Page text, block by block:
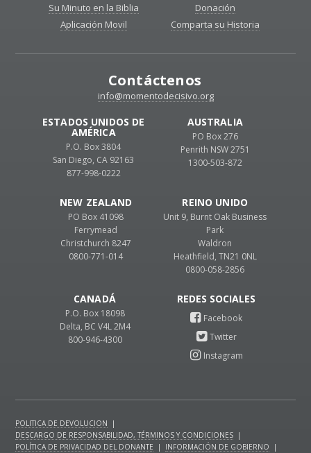
Su Minuto en la Biblia
Aplicación Movil
Donación
Comparta su Historia
Contáctenos
info@momentodecisivo.org
ESTADOS UNIDOS DE
AMÉRICA
P.O. Box 3804
San Diego, CA 92163
877-998-0222
CANADÁ
P.O. Box 18098
Delta, BC V4L 2M4
800-946-4300
REINO UNIDO
Unit 9, Burnt Oak Business
Park
Waldron
Heathfield, TN21 0NL
0800-058-2856
AUSTRALIA
PO Box 276
Penrith NSW 2751
1300-503-872
NEW ZEALAND
PO Box 41098
Ferrymead
Christchurch 8247
0800-771-014
POLITICA DE DEVOLUCION
|
DESCARGO DE RESPONSABILIDAD, TÉRMINOS Y CONDICIONES |
POLÍTICA DE PRIVACIDAD DEL DONANTE
| INFORMACIÓN DE GOBIERNO |